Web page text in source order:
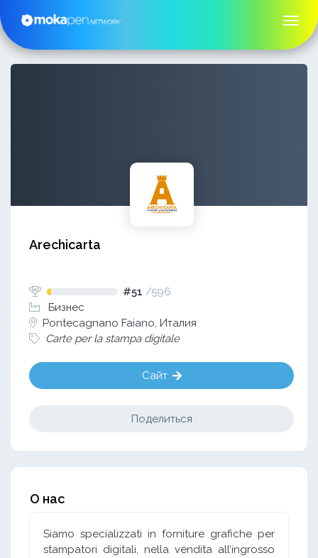
Arechicarta
#51 /596
Бизнес
Pontecagnano Faiano, Италия
Carte per la stampa digitale
Сайт
Поделиться
О нас
Siamo specializzati in forniture grafiche per
stampatori digitali, nella vendita all’ingrosso